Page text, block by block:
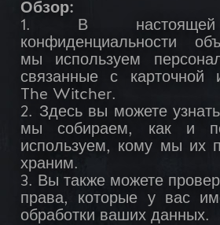
Обзор:
1. В настоящей
конфиденциальности
мы используем
связанные с карточной
The Witcher.
2. Здесь вы можете
мы собираем, как и
используем, кому мы их
храним.
3. Вы также можете
права, которые у вас
обработки ваших данных.